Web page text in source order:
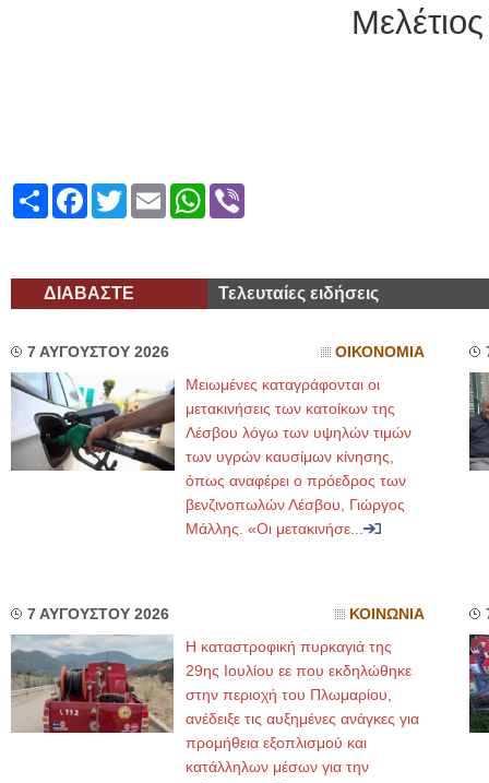
ShareFacebook
TwitterEmailWhatsApp
ΔΙΑΒΑΣΤΕ Τελευταίες ειδήσεις
7 ΑΥΓΟΥΣΤΟΥ 2026 ΟΙΚΟΝΟΜΙΑ
Μειωμένες καταγράφονται οι
μετακινήσεις των κατοίκων της
Λέσβου λόγω των υψηλών τιμών
των υγρών καυσίμων κίνησης,
όπως αναφέρει ο πρόεδρος των
βενζινοπωλών Λέσβου, Γιώργος
Μάλλης. «Οι μετακινήσε...
7 ΑΥΓΟΥΣΤΟΥ 2026 ΚΟΙΝΩΝΙΑ
Η καταστροφική πυρκαγιά της
29ης Ιουλίου εε που εκδηλώθηκε
στην περιοχή του Πλωμαρίου,
ανέδειξε τις αυξημένες ανάγκες για
προμήθεια εξοπλισμού και
κατάλληλων μέσων για την